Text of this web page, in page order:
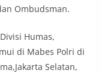
Ombudsman.
Humas,
di Mabes Polri di
Selatan,